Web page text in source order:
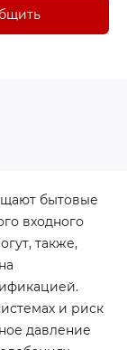
бытовые
входного
также,
и риск
давление